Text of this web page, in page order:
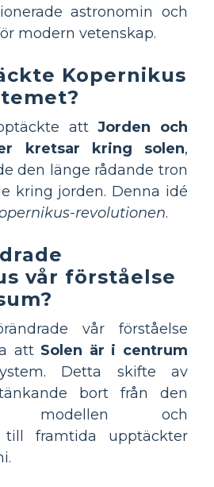
astronomin och
modern vetenskap.
Kopernikus
attJorden och
kretsar kring solen,
den länge rådande tron
kring jorden. Denna idé
revolutionen.
vår förståelse
vår förståelse
att Solen är i centrum
Detta skifte av
bort från den
modellen och
till framtida upptäckter